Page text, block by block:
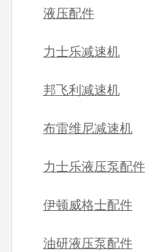
液压配件
力士乐减速机
邦飞利减速机
布雷维尼减速机
力士乐液压泵配件
伊顿威格士配件
油研液压泵配件